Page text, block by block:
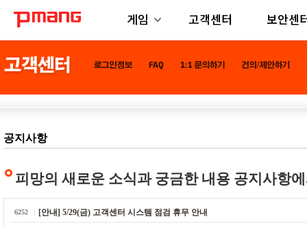
게임 고객센터 보안센
공지사항
피망의 새로운 소식과 궁금한 내용 공지사항
6252 [안내] 5/29(금) 고객센터 시스템 점검 휴무 안내